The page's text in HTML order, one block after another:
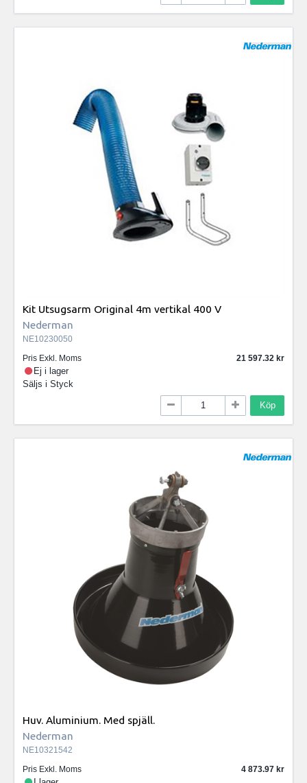
Kit Utsugsarm Original 4m vertikal 400 V
Nederman
NE10230050
Pris Exkl. Moms
21 597.32
Ej i lager
Säljs i Styck
Köp
Huv. Aluminium. Med spjäll.
Nederman
NE10321542
Pris Exkl. Moms
4 873.97